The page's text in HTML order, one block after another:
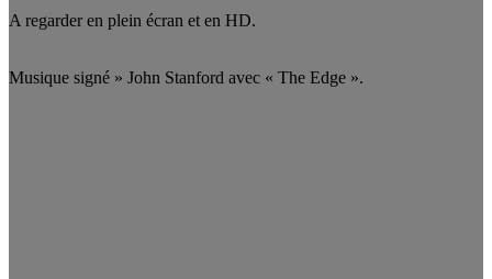
A regarder en plein écran et en HD.
Musique signé » John Stanford avec « The Edge ».